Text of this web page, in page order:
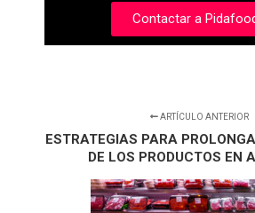
Contactar a
ARTÍCULO ANTERIOR
ESTRATEGIAS PARA
DE LOS PRODUCTOS EN